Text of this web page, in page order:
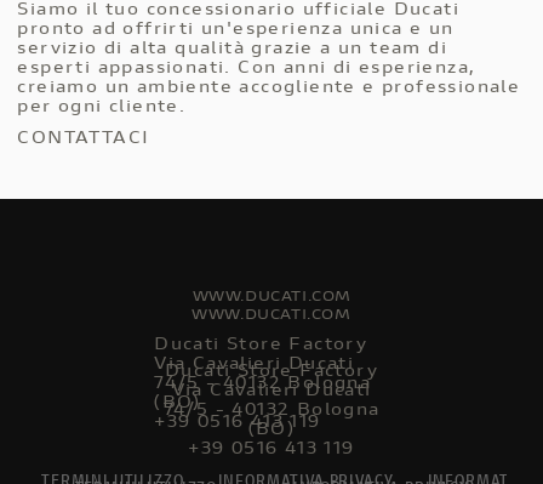
Siamo il tuo concessionario ufficiale Ducati
pronto ad offrirti un'esperienza unica e un
servizio di alta qualità grazie a un team di
esperti appassionati. Con anni di esperienza,
creiamo un ambiente accogliente e professionale
per ogni cliente.
CONTATTACI
Ducati Store Factory
Via Cavalieri Ducati
74/5 - 40132 Bologna
(BO)
+39 0516 413 119
WWW.DUCATI.COM
WWW.DUCATI.COM
Ducati Store Factory
Via Cavalieri Ducati
74/5 - 40132 Bologna
(BO)
+39 0516 413 119